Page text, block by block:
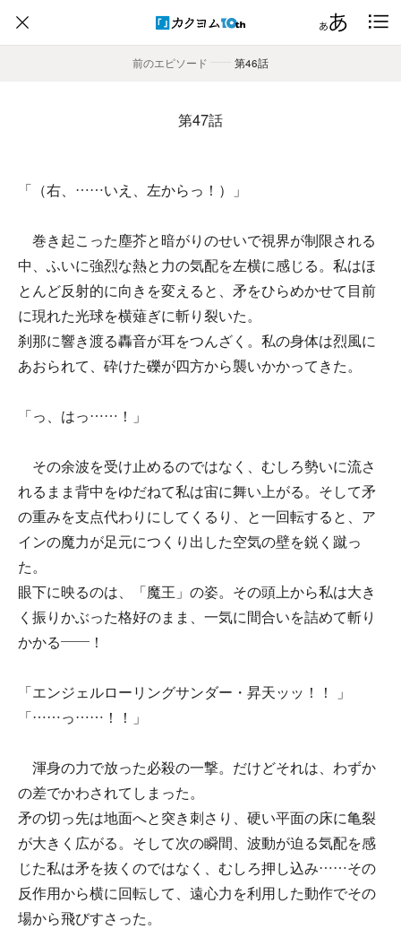
前のエピソード
―― 第46話
第47話
「（右、……いえ、左からっ！）」
巻き起こった塵芥と暗がりのせいで視界が制限される
中、ふいに強烈な熱と力の気配を左横に感じる。私はほ
とんど反射的に向きを変えると、矛をひらめかせて目前
に現れた光球を横薙ぎに斬り裂いた。
刹那に響き渡る轟音が耳をつんざく。私の身体は烈風に
あおられて、砕けた礫が四方から襲いかかってきた。
「っ、はっ……！」
その余波を受け止めるのではなく、むしろ勢いに流さ
れるまま背中をゆだねて私は宙に舞い上がる。そして矛
の重みを支点代わりにしてくるり、と一回転すると、ア
インの魔力が足元につくり出した空気の壁を鋭く蹴っ
た。
眼下に映るのは、「魔王」の姿。その頭上から私は大き
く振りかぶった格好のまま、一気に間合いを詰めて斬り
かかる――！
「エンジェルローリングサンダー・昇天ッッ！！ 」
「……っ……！！」
渾身の力で放った必殺の一撃。だけどそれは、わずか
の差でかわされてしまった。
矛の切っ先は地面へと突き刺さり、硬い平面の床に亀裂
が大きく広がる。そして次の瞬間、波動が迫る気配を感
じた私は矛を抜くのではなく、むしろ押し込み……その
反作用から横に回転して、遠心力を利用した動作でその
場から飛びすさった。